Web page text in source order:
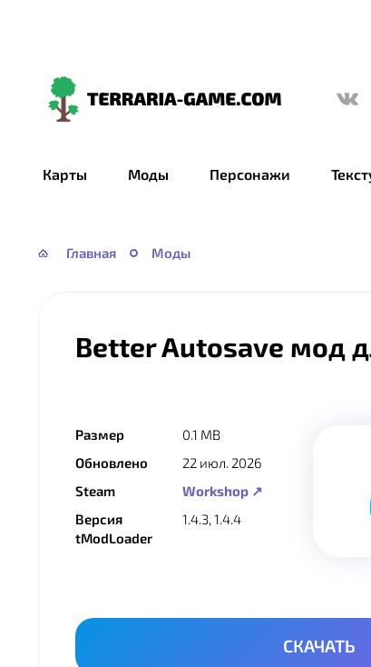
Terraria-
Карты Моды Персонажи
Главная Моды
Better Autosave мод
Размер
0.1 MB
Обновлено
22 июл. 2026
Steam
Workshop ↗
Версия
tModLoader
1.4.3, 1.4.4
СКАЧАТЬ